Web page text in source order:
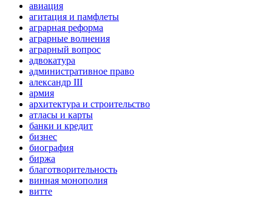
авиация
агитация и памфлеты
аграрная реформа
аграрные волнения
аграрный вопрос
адвокатура
административное право
александр III
армия
архитектура и строительство
атласы и карты
банки и кредит
бизнес
биография
биржа
благотворительность
винная монополия
витте